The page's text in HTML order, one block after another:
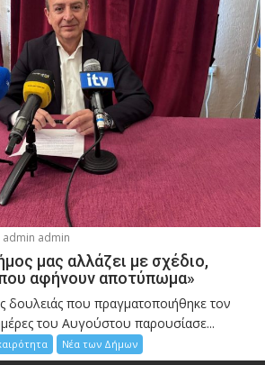
admin admin
μας αλλάζει με σχέδιο,
που αφήνουν αποτύπωμα»
δουλειάς που πραγματοποιήθηκε τον
του Αυγούστου παρουσίασε...
Νέα των Δήμων